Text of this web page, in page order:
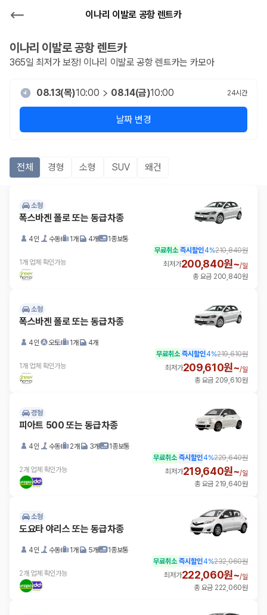
이나리 이발로 공항 렌트카
이나리 이발로 공항렌트카
365일 최저가 보장! 이나리 이발로 공항 렌트카는 카모아
08.13(목)10:00 08.14(금)10:00 24시간
날짜 변경
전체 경형 소형 SUV 왜건
소형
폭스바겐 폴로 또는 동급차종
4인 수동 1개 4개 1종보통
1개 업체 확인가능
무료취소 즉시할인4%210,840원
최저가200,840원~/일
총 요금 200,840원
소형
폭스바겐 폴로 또는 동급차종
4인 오토 1개 4개
1개 업체 확인가능
무료취소 즉시할인4%219,610원
최저가209,610원~/일
총 요금 209,610원
경형
피아트 500 또는 동급차종
4인 수동 2개 3개 1종보통
2개 업체 확인가능
무료취소 즉시할인4%229,640원
최저가219,640원~/일
총 요금 219,640원
소형
도요타 야리스 또는 동급차종
4인 수동 1개 5개 1종보통
2개 업체 확인가능
무료취소 즉시할인4%232,060원
최저가222,060원~/일
총 요금 222,060원